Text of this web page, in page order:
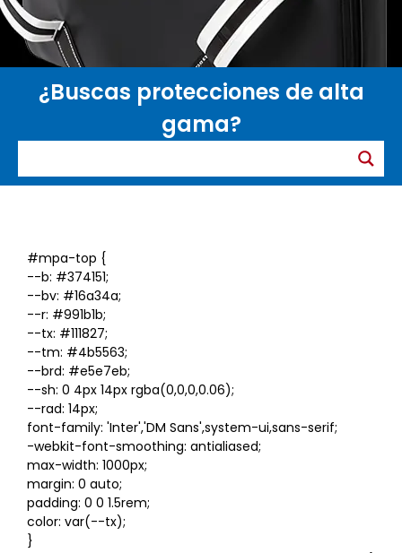
¿Buscas protecciones de alta
gama?
#mpa-top {
--b: #374151;
--bv: #16a34a;
--r: #991b1b;
--tx: #111827;
--tm: #4b5563;
--brd: #e5e7eb;
--sh: 0 4px 14px rgba(0,0,0,0.06);
--rad: 14px;
font-family: 'Inter','DM Sans',system-ui,sans-serif;
-webkit-font-smoothing: antialiased;
max-width: 1000px;
margin: 0 auto;
padding: 0 0 1.5rem;
color: var(--tx);
}